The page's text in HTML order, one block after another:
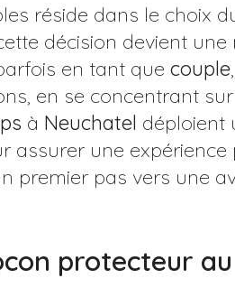
réside dans le choix
décision devient
en tant que couple
en se concentrant
à Neuchatel déploient
une expérience
premier pas vers une
protecteur